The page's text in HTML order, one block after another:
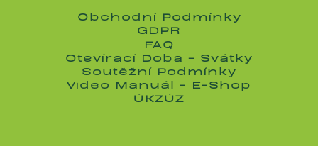
Obchodní Podmínky
Obchodní Podmínky
GDPR
GDPR
FAQ
FAQ
Otevírací Doba - Svátky
Otevírací Doba - Svátky
Soutěžní Podmínky
Soutěžní Podmínky
Video Manuál - E-Shop
Video Manuál - E-Shop
ÚKZÚZ